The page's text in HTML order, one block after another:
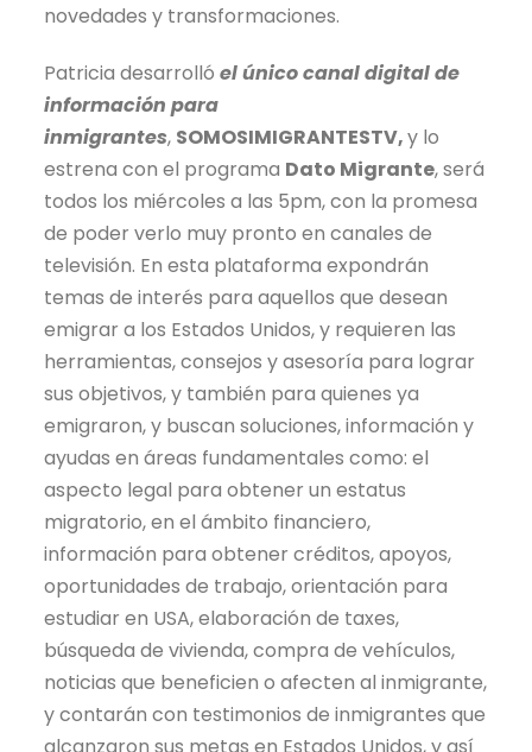
novedades y transformaciones.
Patricia desarrollóel único canal digital de
información para
inmigrantes, SOMOSIMIGRANTESTV,y lo
estrena con el programa Dato Migrante, será
todos los miércoles a las 5pm, con la promesa
de poder verlo muy pronto en canales de
televisión. En esta plataforma expondrán
temas de interés para aquellos que desean
emigrar a los Estados Unidos, y requieren las
herramientas, consejos y asesoría para lograr
sus objetivos, y también para quienes ya
emigraron, y buscan soluciones, información y
ayudas en áreas fundamentales como: el
aspecto legal para obtener un estatus
migratorio, en el ámbito financiero,
información para obtener créditos, apoyos,
oportunidades de trabajo, orientación para
estudiar en USA, elaboración de taxes,
búsqueda de vivienda, compra de vehículos,
noticias que beneficien o afecten al inmigrante,
y contarán con testimonios de inmigrantes que